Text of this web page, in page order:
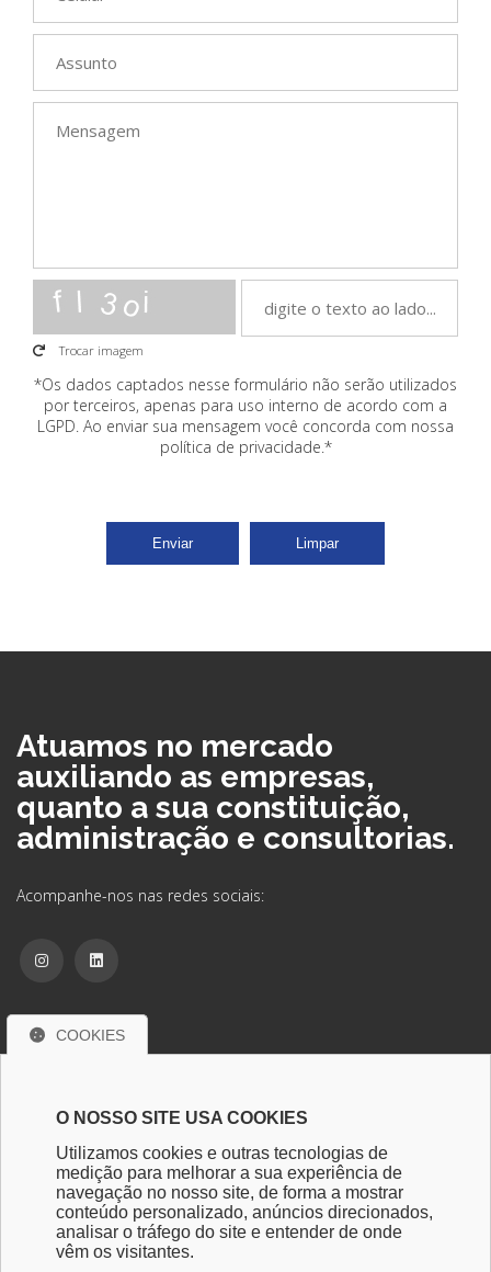
Trocar imagem
*Os dados captados nesse formulário não serão utilizados
por terceiros, apenas para uso interno de acordo com a
LGPD. Ao enviar sua mensagem você concorda com nossa
política de privacidade.*
Enviar Limpar
Atuamos no mercado
auxiliando as empresas,
quanto a sua constituição,
administração e consultorias.
Acompanhe-nos nas redes sociais:
Contate-nos
Praça Coronel José Pires, nº 128 - Centro
escritoriobaesso@escritoriobaesso.com.br
HOME EMPRESA SERVIÇOS LINKS ÚTEIS FORMULÁRIOS
COOKIES
O NOSSO SITE USA COOKIES
Utilizamos cookies e outras tecnologias de
medição para melhorar a sua experiência de
navegação no nosso site, de forma a mostrar
conteúdo personalizado, anúncios direcionados,
analisar o tráfego do site e entender de onde
vêm os visitantes.